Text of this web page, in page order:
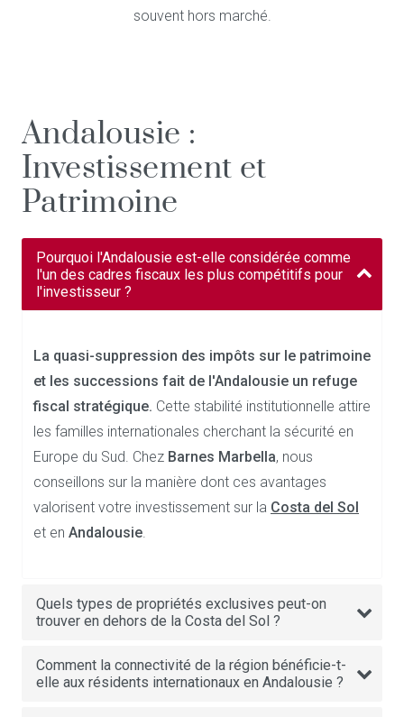
souvent hors marché.
Andalousie :
Investissement et
Patrimoine
Pourquoi l'Andalousie est-elle considérée comme
l'un des cadres fiscaux les plus compétitifs pour
l'investisseur ?
La quasi-suppression des impôts sur le patrimoine
et les successions fait de l'Andalousie un refuge
fiscal stratégique. Cette stabilité institutionnelle attire
les familles internationales cherchant la sécurité en
Europe du Sud. Chez Barnes Marbella, nous
conseillons sur la manière dont ces avantages
valorisent votre investissement sur la Costa del Sol
et en Andalousie.
Quels types de propriétés exclusives peut-on
trouver en dehors de la Costa del Sol ?
Comment la connectivité de la région bénéficie-t-
elle aux résidents internationaux en Andalousie ?